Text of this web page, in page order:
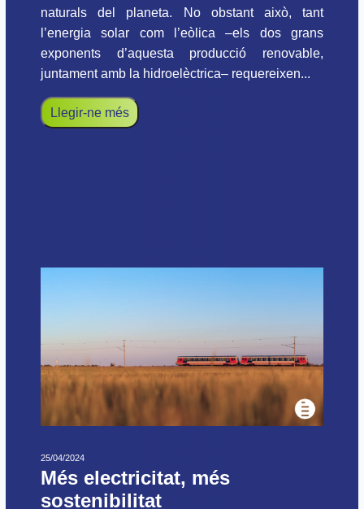
naturals del planeta. No obstant això, tant
l’energia solar com l’eòlica –els dos grans
exponents d’aquesta producció renovable,
juntament amb la hidroelèctrica– requereixen...
Llegir-ne més
25/04/2024
Més electricitat, més
sostenibilitat